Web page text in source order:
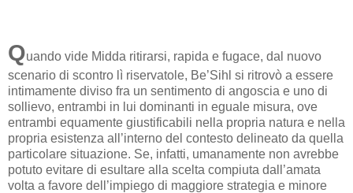
Quando vide Midda ritirarsi, rapida e fugace, dal nuovo
scenario di scontro lì riservatole, Be’Sihl si ritrovò a essere
intimamente diviso fra un sentimento di angoscia e uno di
sollievo, entrambi in lui dominanti in eguale misura, ove
entrambi equamente giustificabili nella propria natura e nella
propria esistenza all’interno del contesto delineato da quella
particolare situazione. Se, infatti, umanamente non avrebbe
potuto evitare di esultare alla scelta compiuta dall’amata
volta a favore dell’impiego di maggiore strategia e minore